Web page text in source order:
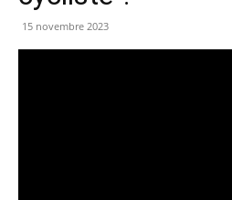
15 novembre 2023